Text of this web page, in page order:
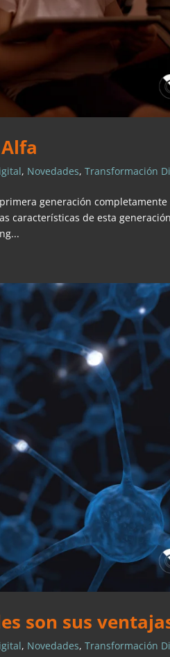
, Novedades,Transformación
generación
características de esta
son sus
, Novedades,Transformación